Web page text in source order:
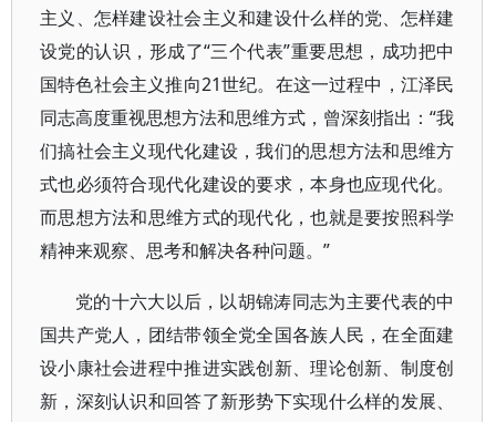
主义、怎样建设社会主义和建设什么样的党、怎样建
设党的认识，形成了“三个代表”重要思想，成功把中
国特色社会主义推向21世纪。在这一过程中，江泽民
同志高度重视思想方法和思维方式，曾深刻指出：“我
们搞社会主义现代化建设，我们的思想方法和思维方
式也必须符合现代化建设的要求，本身也应现代化。
而思想方法和思维方式的现代化，也就是要按照科学
精神来观察、思考和解决各种问题。”
党的十六大以后，以胡锦涛同志为主要代表的中
国共产党人，团结带领全党全国各族人民，在全面建
设小康社会进程中推进实践创新、理论创新、制度创
新，深刻认识和回答了新形势下实现什么样的发展、